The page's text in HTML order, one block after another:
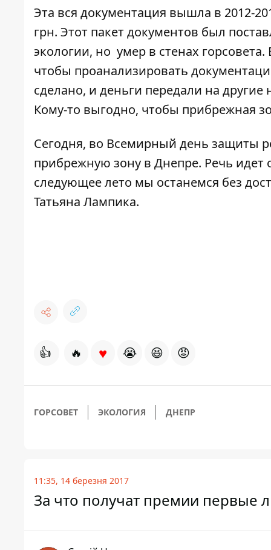
Эта вся документация вышла в 2012-
грн. Этот пакет документов был
экологии, но умер в стенах
чтобы проанализировать
сделано, и деньги передали на
Кому-то выгодно, чтобы прибрежная
Сегодня, во Всемирный день защиты
прибрежную зону в Днепре. Речь идет
следующее лето мы останемся без
Татьяна Лампика.
👍 🔥 ♥ 😭 😆 😡
ГОРСОВЕТ ЭКОЛОГИЯ ДНЕПР
11:35, 14 березня 2017
За что получат премии первые